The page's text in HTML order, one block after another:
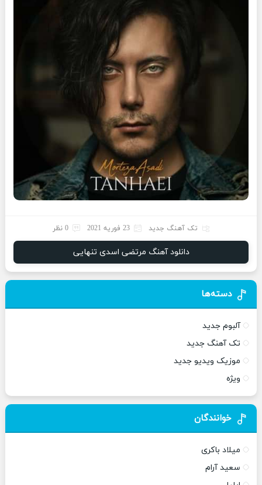
تک آهنگ جدید 23 فوریه 2021 0 نظر
دانلود آهنگ مرتضی اسدی تنهایی
دسته‌ها
آلبوم جدید
تک آهنگ جدید
موزیک ویدیو جدید
ویژه
خوانندگان
میلاد باکری
سعید آرام